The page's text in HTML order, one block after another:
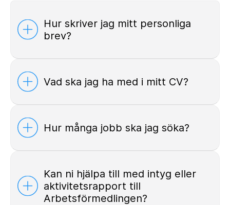
Hur skriver jag mitt personliga
brev?
Vad ska jag ha med i mitt CV?
Hur många jobb ska jag söka?
Kan ni hjälpa till med intyg eller
aktivitetsrapport till
Arbetsförmedlingen?